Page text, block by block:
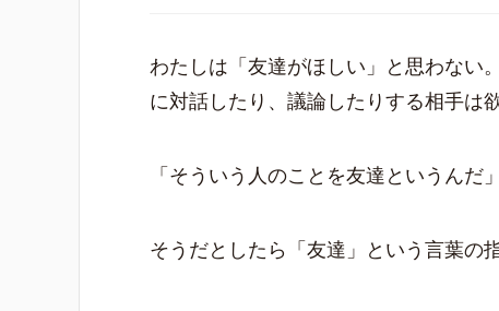
わたしは「友達がほしい」と思わない
に対話したり、議論したりする相手は
「そういう人のことを友達というんだ
そうだとしたら「友達」という言葉の